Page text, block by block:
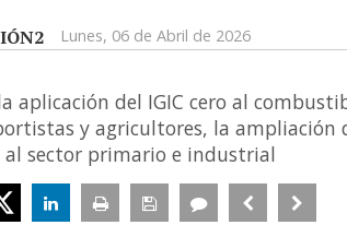
Lunes, 06 de Abril de 2026
aplicación del IGIC cero al
y agricultores, la ampliación
al sector primario e industrial